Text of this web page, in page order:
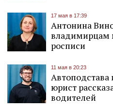
17 мая в 17:39
Антонина
владимирцам
росписи
11 мая в 20:23
Автоподстава
юрист
водителей